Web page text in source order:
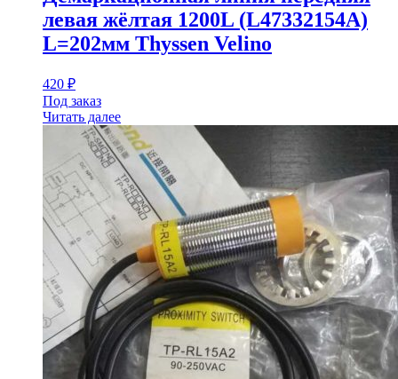
левая жёлтая 1200L (L47332154A)
L=202мм Thyssen Velino
420 ₽
Под заказ
Читать далее